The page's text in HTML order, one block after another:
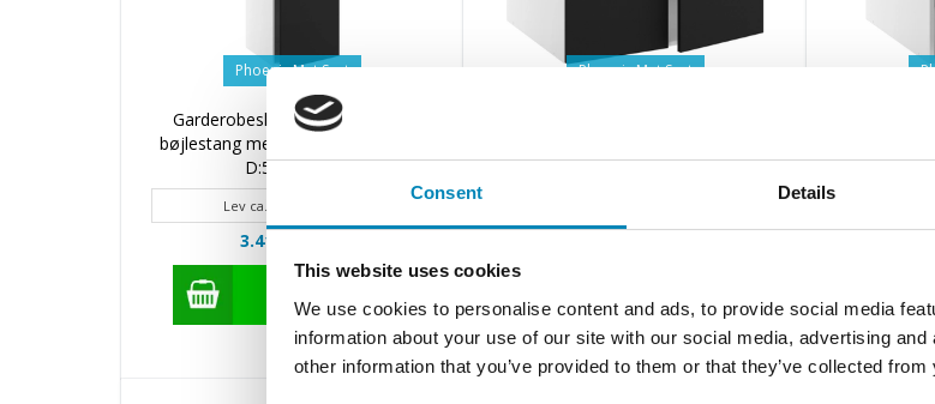
Consent Details
This website uses cookies
We use cookies to personalise content and ads, to provide social media
information about your use of our site with our social media, advertising
other information that you’ve provided to them or that they’ve collected
Phoenix Mat Sort
Garderobeskab m/1 hylde og 1
bøjlestang med 2-delt låge H:1952
D:580 B:600
Lev ca. 2 - 4 hverdage
3.412,20 DKK
Phoenix Mat Sort